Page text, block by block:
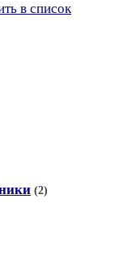
в список
(2)